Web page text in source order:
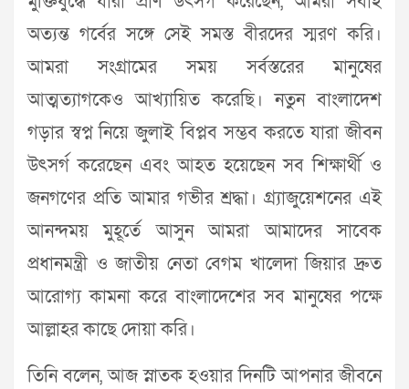
অত্যন্ত গর্বের সঙ্গে সেই সমস্ত বীরদের স্মরণ করি।
আমরা সংগ্রামের সময় সর্বস্তরের মানুষের
আত্মত্যাগকেও আখ্যায়িত করেছি। নতুন বাংলাদেশ
গড়ার স্বপ্ন নিয়ে জুলাই বিপ্লব সম্ভব করতে যারা জীবন
উৎসর্গ করেছেন এবং আহত হয়েছেন সব শিক্ষার্থী ও
জনগণের প্রতি আমার গভীর শ্রদ্ধা। গ্র্যাজুয়েশনের এই
আনন্দময় মুহূর্তে আসুন আমরা আমাদের সাবেক
প্রধানমন্ত্রী ও জাতীয় নেতা বেগম খালেদা জিয়ার দ্রুত
আরোগ্য কামনা করে বাংলাদেশের সব মানুষের পক্ষে
আল্লাহর কাছে দোয়া করি।
তিনি বলেন, আজ স্নাতক হওয়ার দিনটি আপনার জীবনে